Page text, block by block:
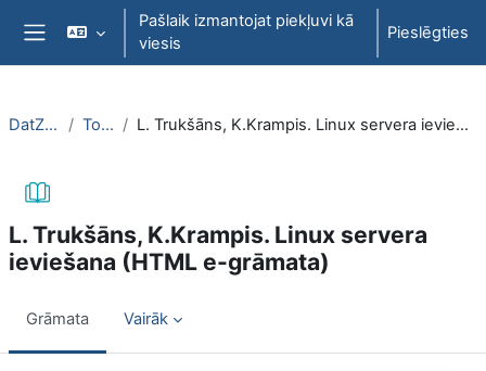
Atvērt galveno saturu
Sānu panelis
Pašlaik izmantojat piekļuvi kā
viesis
Pieslēgties
DatZT007 Topic 1 L. Trukšāns, K.Krampis. Linux servera ieviešana (HTML e-grāmata)
L. Trukšāns, K.Krampis. Linux servera
ieviešana (HTML e-grāmata)
Grāmata Vairāk